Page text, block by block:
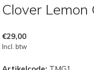
Clover Lemon
€29,00
Incl. btw